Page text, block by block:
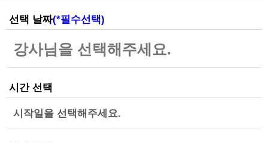
선택 날짜(*필수선택)
시간 선택
시작일을 선택해주세요.